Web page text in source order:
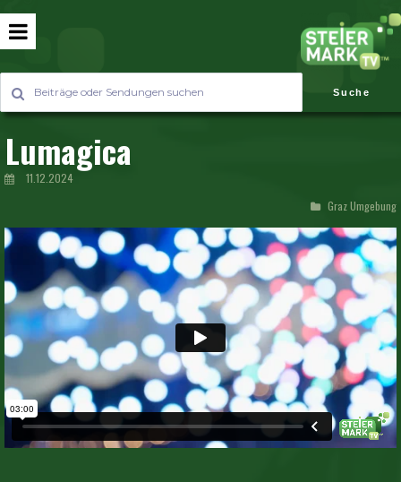
Suche
Lumagica
11.12.2024
Graz Umgebung